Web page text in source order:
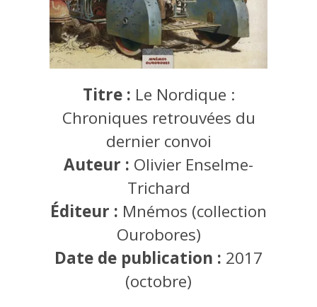
Titre : Le Nordique :
Chroniques retrouvées du
dernier convoi
Auteur : Olivier Enselme-
Trichard
Éditeur : Mnémos (collection
Ourobores)
Date de publication : 2017
(octobre)